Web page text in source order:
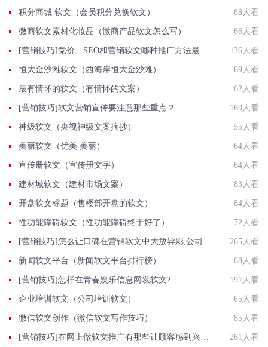
积分商城 软文（会员积分兑换软文） 88人看
微商软文素材化妆品（微商产品软文怎么写） 66人看
136人看
恒大金沙滩软文（西海岸恒大金沙滩） 69人看
最有情怀的软文（有情怀的文案） 62人看
[营销技巧]软文营销宣传要注意那些重点？ 169人看
神级软文（央视神级文案摘抄） 55人看
美丽软文（优美 美丽） 64人看
宣传册软文（宣传册文字） 64人看
建材城软文（建材市场文案） 83人看
开盘软文标题（售楼部开盘的软文） 84人看
性功能障碍软文（性功能障碍终于好了） 72人看
265人看
新闻软文平台（新闻软文平台排行榜） 68人看
[营销技巧]怎样在青春娱乐信息网发软文? 191人看
企业培训软文（公司培训软文） 65人看
微信软文创作（微信软文写作技巧） 85人看
261人看